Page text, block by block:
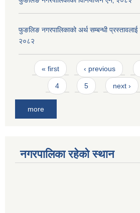
फुङलिङ नगरपालिकाको अर्थ सम्बन्धी प्रस्तावलाई
२०८२
Pages
« first ‹ previous
4 5 next ›
more
नगरपालिका रहेको स्थान